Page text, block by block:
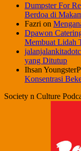
Dumpster For
Berdoa di
Fazri on
Dpawon
Membuat Lidah
yang Ditutup
Ihsan
Konsentrasi
Society n Culture